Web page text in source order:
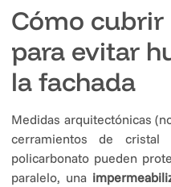
Cómo cubrir
para evitar
la fachada
Medidas arquitectónicas
cerramientos de
policarbonato pueden
paralelo, una